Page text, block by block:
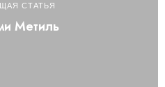
СТАТЬЯ
Метиль